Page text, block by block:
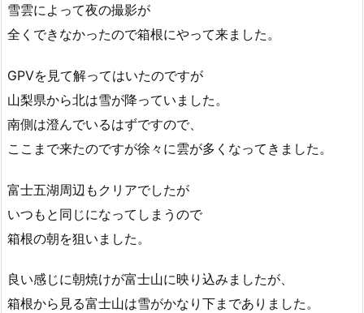
雪雲によって夜の撮影が
全くできなかったので箱根にやって来ました。
GPVを見て解ってはいたのですが
山梨県から北は雪が降っていました。
南側は澄んでいるはずですので、
ここまで来たのですが徐々に雲が多くなってきました。
富士五湖周辺もクリアでしたが
いつもと同じになってしまうので
箱根の朝を狙いました。
良い感じに朝焼けが富士山に映り込みましたが、
箱根から見る富士山は雪がかなり下までありました。